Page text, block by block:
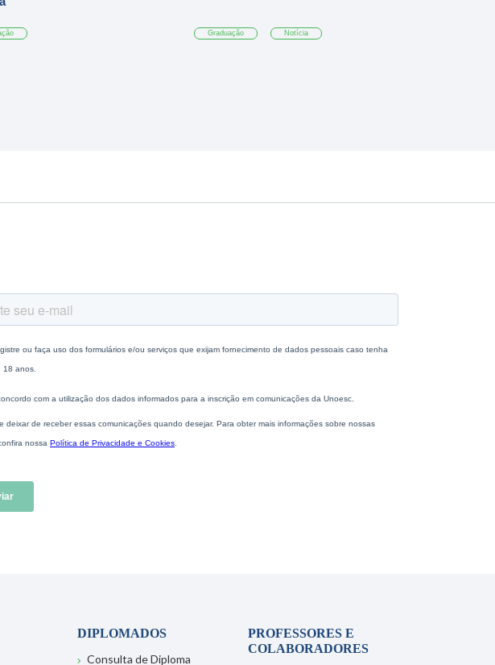
Graduação Notícia
DIPLOMADOS
Consulta de Diploma
PROFESSORES E
COLABORADORES